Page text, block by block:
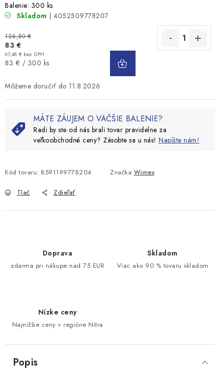
Balenie: 300 ks
Skladom
| 4052509778207
126,80 €
83 €
67,48 € bez DPH
Jednotková
83 € / 300 ks
11.8.2026
MÁTE ZÁUJEM O VÄČŠIE BALENIE?
Radi by ste od nás brali tovar pravidelne za
veľkoobchodné ceny? Zásobte sa u nás! Napíšte nám!
Kód tovaru: 8591199778204 Značka:Wimex
Tlač Zdieľať
Doprava
zdarma pri nákupe nad 75 EUR
Skladom
Viac ako 90 % tovaru skladom
Nízke ceny
Najnižšie ceny v regióne Nitra
Popis